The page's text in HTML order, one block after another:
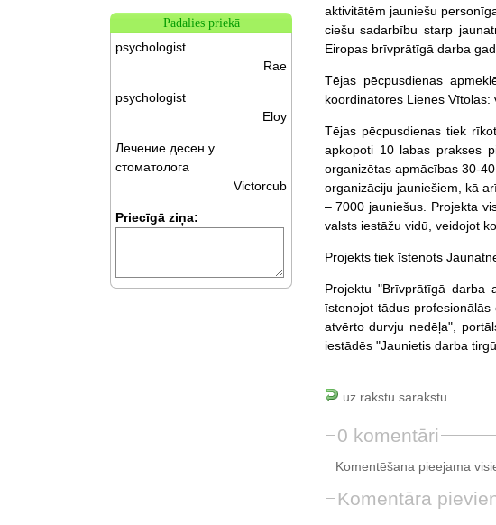
aktivitātēm jauniešu
ciešu sadarbību starp
Eiropas brīvprātīgā darba
Tējas pēcpusdienas
koordinatores Lienes Vītolas:
Tējas pēcpusdienas tiek
apkopoti 10 labas prakses
organizētas apmācības 30-
organizāciju jauniešiem, kā
– 7000 jauniešus. Projekta
valsts iestāžu vidū, veidojot
Projekts tiek īstenots
Projektu "Brīvprātīgā darba
īstenojot tādus
atvērto durvju nedēļa",
iestādēs "Jaunietis darba
uz rakstu sarakstu
0 komentāri
Komentēšana pieejama
Komentāra
Padalies priekā
psychologist
Rae
psychologist
Eloy
Лечение десен у
стоматолога
Victorcub
Priecīgā ziņa: